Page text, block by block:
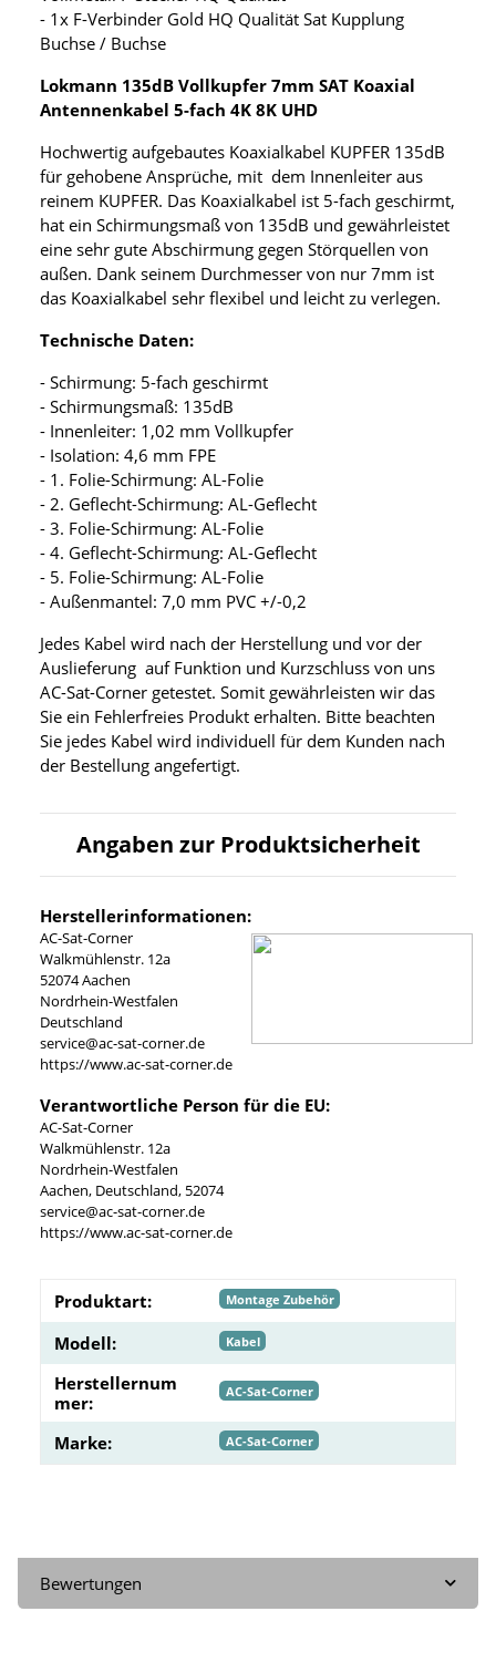
- 1x F-Verbinder Gold HQ Qualität Sat Kupplung
Buchse / Buchse
Lokmann 135dB Vollkupfer 7mm SAT Koaxial
Antennenkabel 5-fach 4K 8K UHD
Hochwertig aufgebautes Koaxialkabel KUPFER 135dB
für gehobene Ansprüche, mit dem Innenleiter aus
reinem KUPFER. Das Koaxialkabel ist 5-fach geschirmt,
hat ein Schirmungsmaß von 135dB und gewährleistet
eine sehr gute Abschirmung gegen Störquellen von
außen. Dank seinem Durchmesser von nur 7mm ist
das Koaxialkabel sehr flexibel und leicht zu verlegen.
Technische Daten:
- Schirmung: 5-fach geschirmt
- Schirmungsmaß: 135dB
- Innenleiter: 1,02 mm Vollkupfer
- Isolation: 4,6 mm FPE
- 1. Folie-Schirmung: AL-Folie
- 2. Geflecht-Schirmung: AL-Geflecht
- 3. Folie-Schirmung: AL-Folie
- 4. Geflecht-Schirmung: AL-Geflecht
- 5. Folie-Schirmung: AL-Folie
- Außenmantel: 7,0 mm PVC +/-0,2
Jedes Kabel wird nach der Herstellung und vor der
Auslieferung auf Funktion und Kurzschluss von uns
AC-Sat-Corner getestet. Somit gewährleisten wir das
Sie ein Fehlerfreies Produkt erhalten. Bitte beachten
Sie jedes Kabel wird individuell für dem Kunden nach
der Bestellung angefertigt.
Angaben zur Produktsicherheit
Herstellerinformationen:
AC-Sat-Corner
Walkmühlenstr. 12a
52074 Aachen
Nordrhein-Westfalen
Deutschland
service@ac-sat-corner.de
https://www.ac-sat-corner.de
Verantwortliche Person für die EU:
AC-Sat-Corner
Walkmühlenstr. 12a
Nordrhein-Westfalen
Aachen, Deutschland, 52074
service@ac-sat-corner.de
https://www.ac-sat-corner.de
Produktart: Montage Zubehör
Modell: Kabel
Herstellernum
mer:
AC-Sat-Corner
Marke: AC-Sat-Corner
Bewertungen